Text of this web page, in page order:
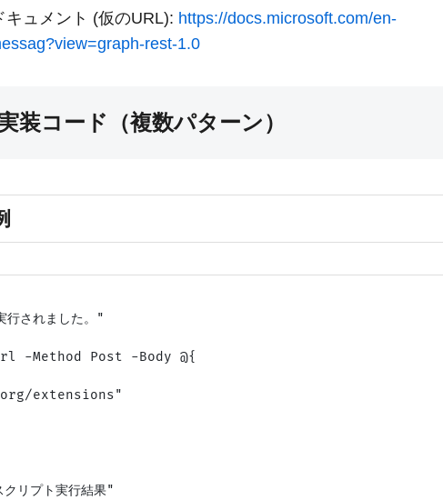
ュメント (仮のURL): https://docs.microsoft.com/en-
rest-1.0
コード（複数パターン）
されました。"
-Method Post -Body @{
extensions"
プト実行結果"